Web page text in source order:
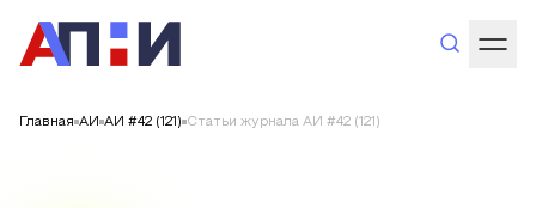
Главная АИ АИ #42 (121) Статьи журнала АИ #42 (121)